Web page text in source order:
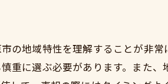
の地域特性を理解することが非
重に選ぶ必要があります。また